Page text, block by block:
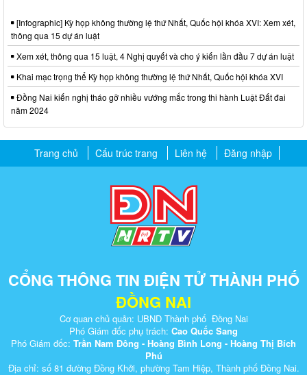
[Infographic] Kỳ họp không thường lệ thứ Nhất, Quốc hội khóa XVI: Xem xét,
thông qua 15 dự án luật
Xem xét, thông qua 15 luật, 4 Nghị quyết và cho ý kiến lần đầu 7 dự án luật
Khai mạc trọng thể Kỳ họp không thường lệ thứ Nhất, Quốc hội khóa XVI
Đồng Nai kiến nghị tháo gỡ nhiều vướng mắc trong thi hành Luật Đất đai
năm 2024
Trang chủ Cấu trúc trang Liên hệ Đăng nhập
CỔNG THÔNG TIN ĐIỆN TỬ THÀNH PHỐ
ĐỒNG NAI
Cơ quan chủ quản: UBND Thành phố Đồng Nai
Phó Giám đốc phụ trách: Cao Quốc Sang
Phó Giám đốc: Trần Nam Đông - Hoàng Bình Long - Hoàng Thị Bích
Phú
Địa chỉ: số 81 đường Đồng Khởi, phường Tam Hiệp, Thành phố Đồng Nai.